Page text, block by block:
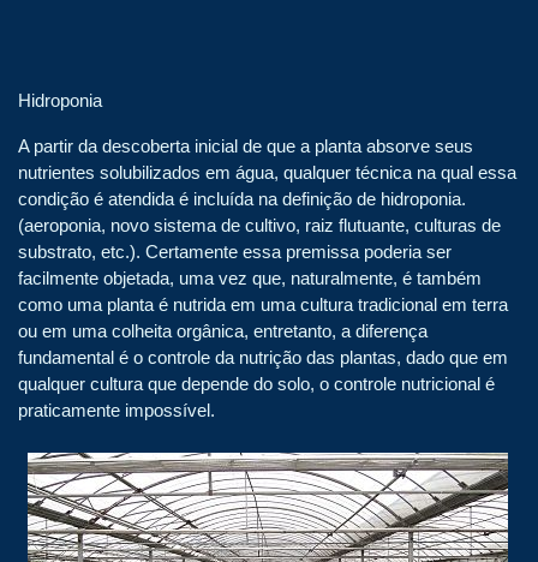
Hidroponia
A partir da descoberta inicial de que a planta absorve seus
nutrientes solubilizados em água, qualquer técnica na qual essa
condição é atendida é incluída na definição de hidroponia.
(aeroponia, novo sistema de cultivo, raiz flutuante, culturas de
substrato, etc.). Certamente essa premissa poderia ser
facilmente objetada, uma vez que, naturalmente, é também
como uma planta é nutrida em uma cultura tradicional em terra
ou em uma colheita orgânica, entretanto, a diferença
fundamental é o controle da nutrição das plantas, dado que em
qualquer cultura que depende do solo, o controle nutricional é
praticamente impossível.